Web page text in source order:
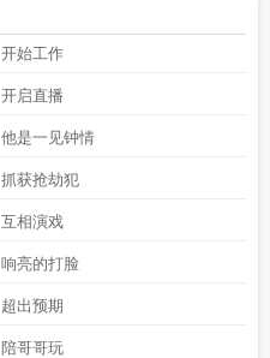
开始工作
开启直播
他是一见钟情
抓获抢劫犯
互相演戏
响亮的打脸
超出预期
陪哥哥玩